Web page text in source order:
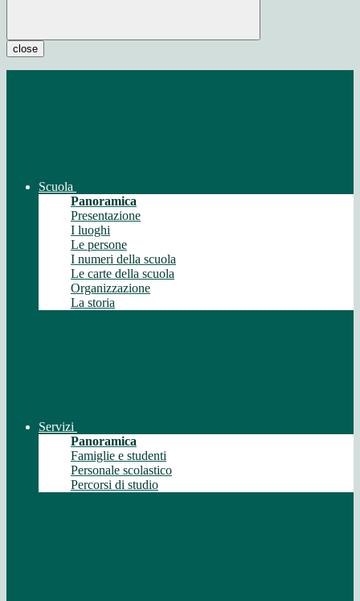
close
Scuola
Panoramica
Presentazione
I luoghi
Le persone
I numeri della scuola
Le carte della scuola
Organizzazione
La storia
Servizi
Panoramica
Famiglie e studenti
Personale scolastico
Percorsi di studio